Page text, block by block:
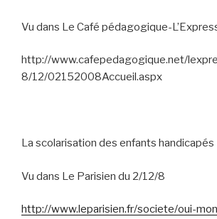
Vu dans Le Café pédagogique-
http://www.cafepedagogique.net/
8/12/02152008Accueil.aspx
La scolarisation des enfants handicapés
Vu dans Le Parisien du 2/12/8
http://www.leparisien.fr/societe/oui-